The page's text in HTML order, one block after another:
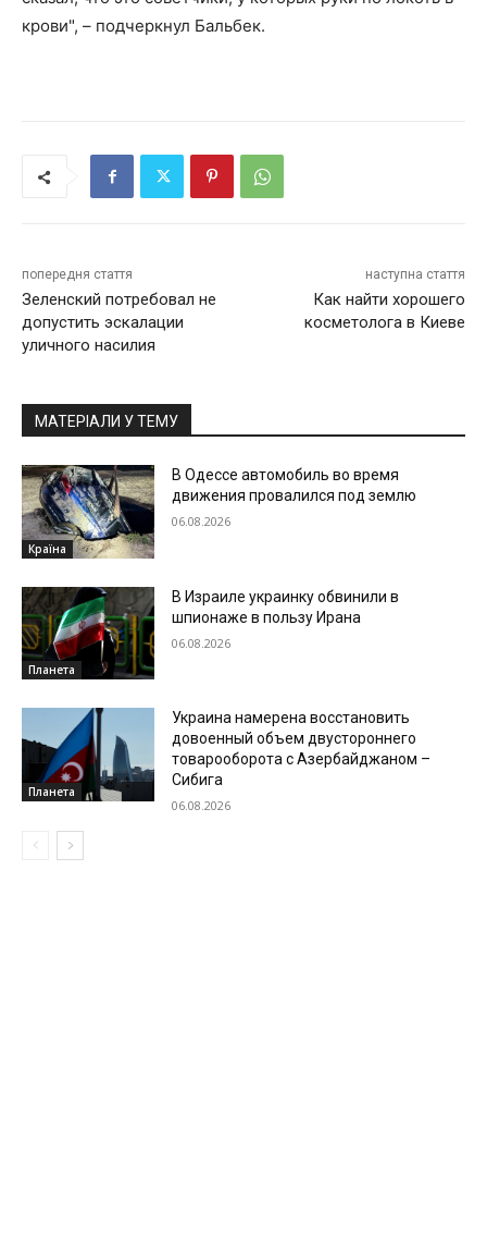
крови", – подчеркнул Бальбек.
попередня стаття
Зеленский потребовал не
допустить эскалации
уличного насилия
наступна стаття
Как найти хорошего
косметолога в Киеве
МАТЕРІАЛИ У ТЕМУ
Країна
В Одессе автомобиль во время
движения провалился под землю
06.08.2026
Планета
В Израиле украинку обвинили в
шпионаже в пользу Ирана
06.08.2026
Планета
Украина намерена восстановить
довоенный объем двустороннего
товарооборота с Азербайджаном –
Сибига
06.08.2026